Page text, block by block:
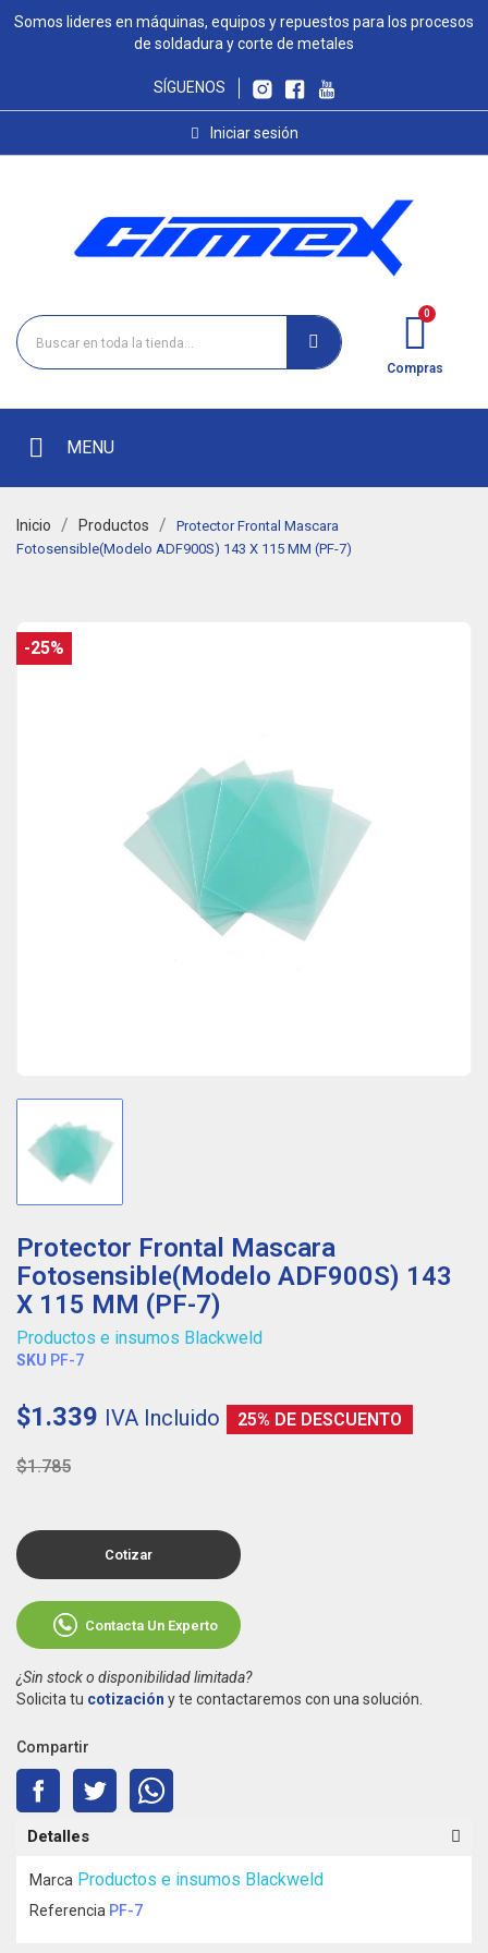
Somos lideres en máquinas, equipos y repuestos para los procesos
de soldadura y corte de metales
SÍGUENOS
Iniciar sesión
Compras
MENU
Inicio Productos
Protector Frontal Mascara
Fotosensible(Modelo ADF900S) 143 X 115 MM (PF-7)
-25%
Protector Frontal Mascara
Fotosensible(Modelo ADF900S) 143
X 115 MM (PF-7)
Productos e insumos Blackweld
SKU PF-7
$1.339 IVA Incluido 25% DE DESCUENTO
$1.785
Cotizar
Contacta Un Experto
¿Sin stock o disponibilidad limitada?
Solicita tu cotización y te contactaremos con una solución.
Compartir
Detalles
Marca Productos e insumos Blackweld
Referencia PF-7